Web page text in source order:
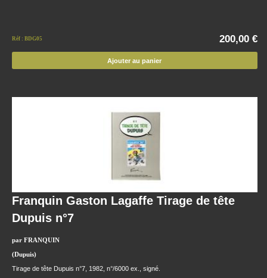
Réf : BDG05 200,00 €
Ajouter au panier
Franquin Gaston Lagaffe Tirage de tête
Dupuis n°7
par FRANQUIN
(Dupuis)
Tirage de tête Dupuis n°7, 1982, n°/6000 ex., signé.